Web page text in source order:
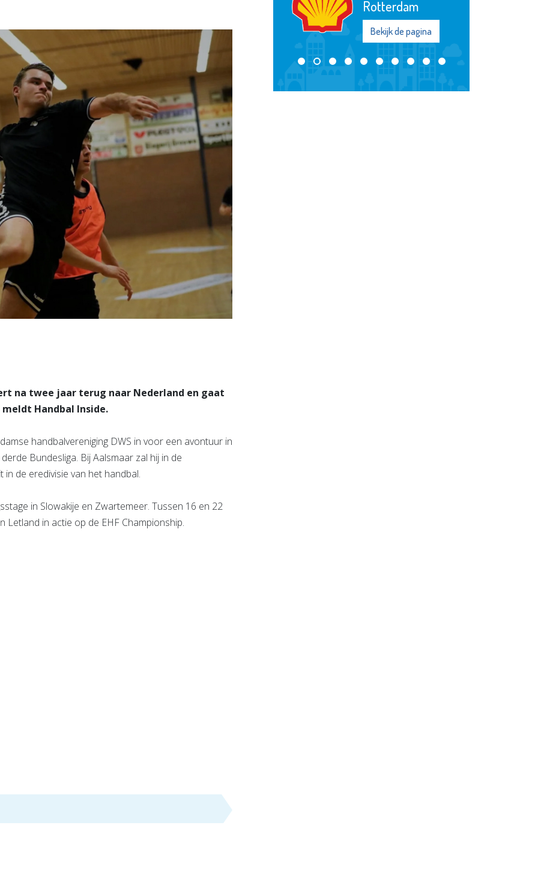
na twee jaar terug naar Nederland en gaat
Handbal Inside.
handbalvereniging DWS in voor een avontuur in
Bundesliga. Bij Aalsmaar zal hij in de
de eredivisie van het handbal.
in Slowakije en Zwartemeer. Tussen 16 en 22
Letland in actie op de EHF Championship.
Bekijk de pagina
Bekijk de pagina